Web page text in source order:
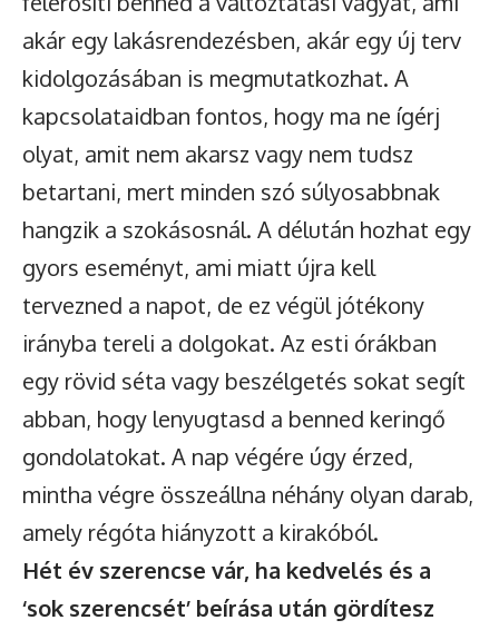
akár egy lakásrendezésben, akár egy új terv
kidolgozásában is megmutatkozhat. A
kapcsolataidban fontos, hogy ma ne ígérj
olyat, amit nem akarsz vagy nem tudsz
betartani, mert minden szó súlyosabbnak
hangzik a szokásosnál. A délután hozhat egy
gyors eseményt, ami miatt újra kell
tervezned a napot, de ez végül jótékony
irányba tereli a dolgokat. Az esti órákban
egy rövid séta vagy beszélgetés sokat segít
abban, hogy lenyugtasd a benned keringő
gondolatokat. A nap végére úgy érzed,
mintha végre összeállna néhány olyan darab,
amely régóta hiányzott a kirakóból.
Hét év szerencse vár, ha kedvelés és a
‘sok szerencsét’ beírása után gördítesz